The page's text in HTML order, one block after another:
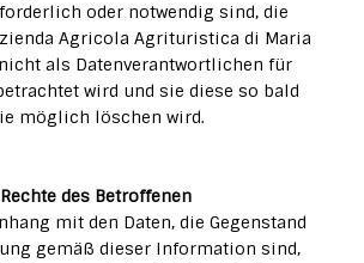
oder notwendig sind, die
Agricola Agrituristica di Maria
als Datenverantwortlichen für
wird und sie diese so bald
möglich löschen wird.
Rechte des Betroffenen
mit den Daten, die Gegenstand
gemäß dieser Information sind,